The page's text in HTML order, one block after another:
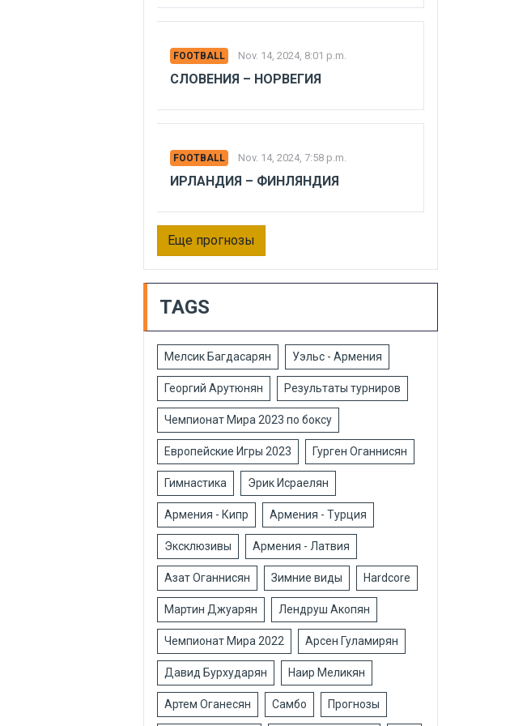
FOOTBALL Nov. 14, 2024, 8:01 p.m.
СЛОВЕНИЯ – НОРВЕГИЯ
FOOTBALL Nov. 14, 2024, 7:58 p.m.
ИРЛАНДИЯ – ФИНЛЯНДИЯ
Еще прогнозы
TAGS
Мелсик Багдасарян Уэльс - Армения
Георгий Арутюнян Результаты турниров
Чемпионат Мира 2023 по боксу
Европейские Игры 2023 Гурген Оганнисян
Гимнастика Эрик Исраелян
Армения - Кипр Армения - Турция
Эксклюзивы Армения - Латвия
Азат Оганнисян Зимние виды Hardcore
Мартин Джуарян Лендруш Акопян
Чемпионат Мира 2022 Арсен Гуламирян
Давид Бурхударян Наир Меликян
Артем Оганесян Самбо Прогнозы